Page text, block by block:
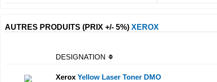
AUTRES PRODUITS (PRIX +/- 5%) XEROX
DESIGNATION
Xerox Yellow Laser Toner DMO